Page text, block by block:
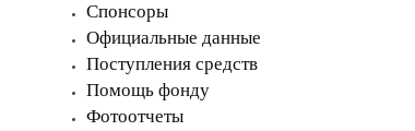
Спонсоры
Официальные данные
Поступления средств
Помощь фонду
Фотоотчеты